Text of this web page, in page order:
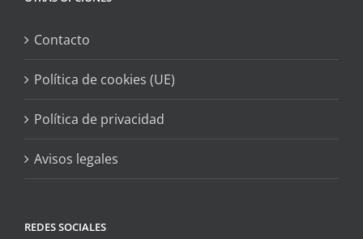
Contacto
Política de cookies (UE)
Política de privacidad
Avisos legales
REDES SOCIALES